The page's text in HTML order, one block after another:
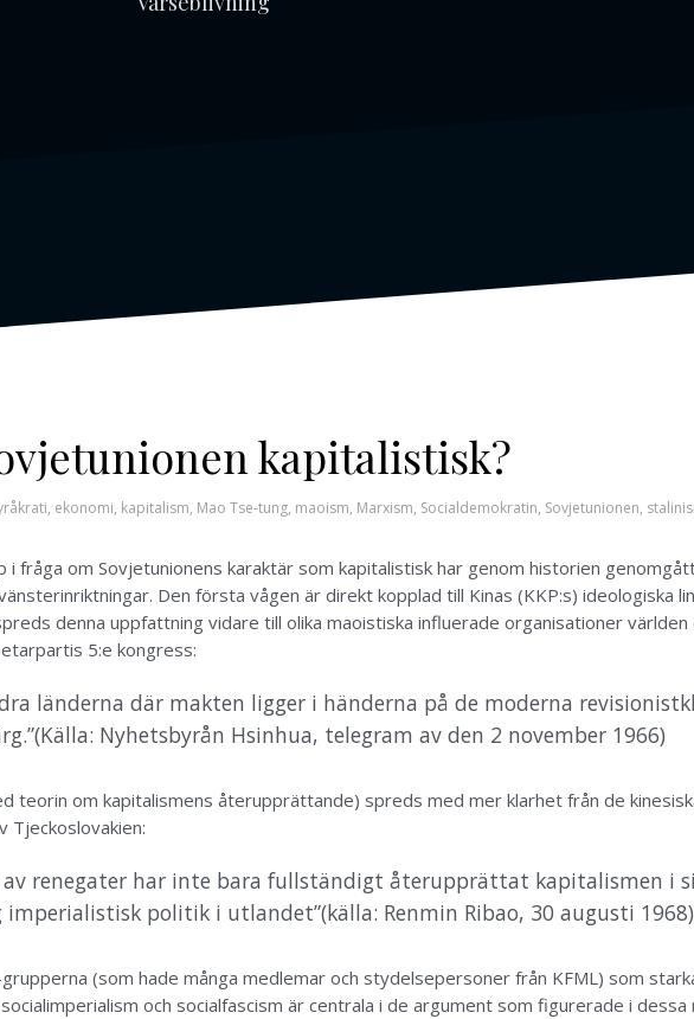
kapitalistisk?
, ekonomi, kapitalism, Mao Tse-tung, maoism, Marxism, Socialdemokratin, Sovjetunionen,
fråga om Sovjetunionens karaktär som kapitalistisk har genom historien
Den första vågen är direkt kopplad till Kinas (KKP:s) ideologiska
denna uppfattning vidare till olika maoistiska influerade organisationer
5:e kongress:
länderna där makten ligger i händerna på de moderna
(Källa: Nyhetsbyrån Hsinhua, telegram av den 2 november 1966)
teorin om kapitalismens återupprättande) spreds med mer klarhet från de
Tjeckoslovakien:
av renegater har inte bara fullständigt återupprättat kapitalismen i
imperialistisk politik i utlandet”(källa: Renmin Ribao, 30 augusti 1968)
(som hade många medlemar och stydelsepersoner från KFML) som
och socialfascism är centrala i de argument som figurerade i dessa